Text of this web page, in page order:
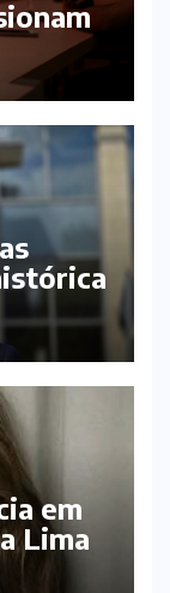
de
em
Lima